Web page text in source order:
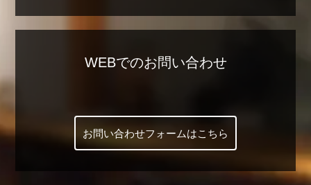
WEBでのお問い合わせ
お問い合わせフォームはこちら